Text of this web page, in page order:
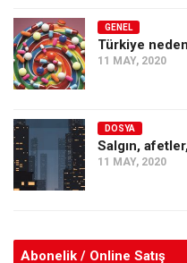
GENEL
Türkiye
11 MAY, 2020
DOSYA
Salgın,
11 MAY, 2020
Abonelik / Online Satış